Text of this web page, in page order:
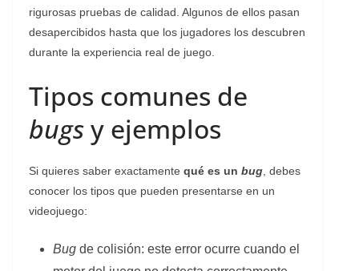
rigurosas pruebas de calidad. Algunos de ellos pasan
desapercibidos hasta que los jugadores los descubren
durante la experiencia real de juego.
Tipos comunes de
bugsy ejemplos
Si quieres saber exactamente qué es un bug , debes
conocer los tipos que pueden presentarse en un
videojuego:
Bug de colisión: este error ocurre cuando el